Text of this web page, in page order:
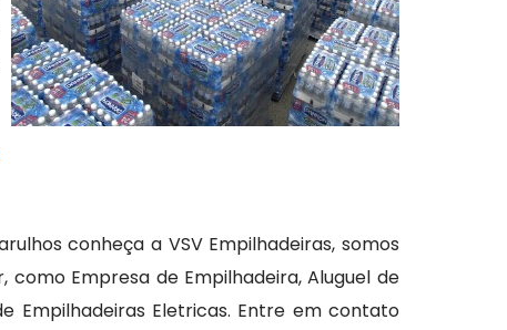
conheça a VSV Empilhadeiras, somos
Empresa de Empilhadeira, Aluguel de
Empilhadeiras Eletricas. Entre em contato